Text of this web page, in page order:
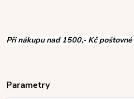
Při nákupu nad 1500,- Kč poštovné
Parametry